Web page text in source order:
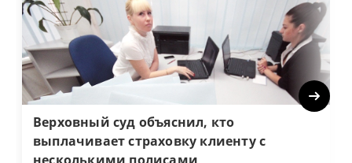
Верховный суд объяснил, кто
выплачивает страховку клиенту с
Next